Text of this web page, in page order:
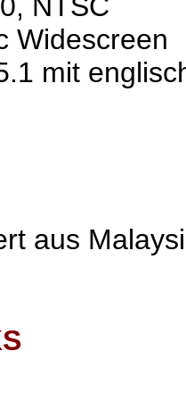
Widescreen
mit
aus